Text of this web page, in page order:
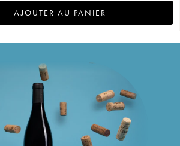
AJOUTER AU PANIER